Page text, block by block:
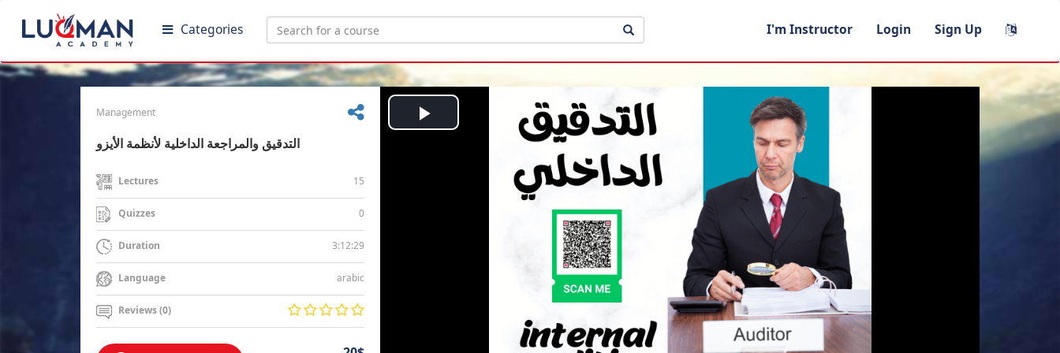
Categories I'm Instructor Login Sign Up
Management
التدقيق والمراجعة الداخلية لأنظمة الأيزو
Lectures 15
Quizzes 0
Duration 3:12:29
Language arabic
Reviews (0)
Play